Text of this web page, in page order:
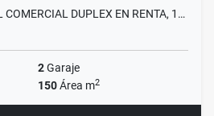
DUPLEX EN RENTA, 1…
2Garaje
150Área m2